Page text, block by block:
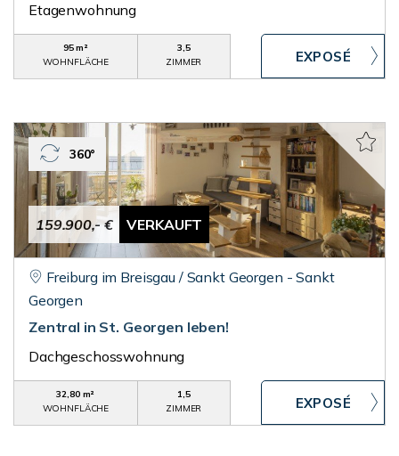
Etagenwohnung
95 m²
WOHNFLÄCHE
3,5
ZIMMER
159.900,- € VERKAUFT
360°
Freiburg im Breisgau / Sankt Georgen - Sankt
Georgen
Zentral in St. Georgen leben!
Dachgeschosswohnung
32,80 m²
WOHNFLÄCHE
1,5
ZIMMER